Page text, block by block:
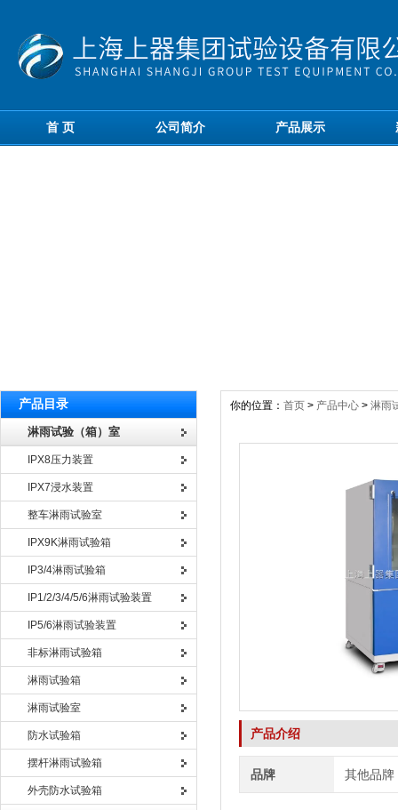
首 页 公司简介 产品展示
产品目录
淋雨试验（箱）室
IPX8压力装置
IPX7浸水装置
整车淋雨试验室
IPX9K淋雨试验箱
IP3/4淋雨试验箱
IP1/2/3/4/5/6淋雨试验装置
IP5/6淋雨试验装置
非标淋雨试验箱
淋雨试验箱
淋雨试验室
防水试验箱
摆杆淋雨试验箱
外壳防水试验箱
你的位置： 首页 > 产品中心 > 淋雨
产品介绍
品牌 其他品牌